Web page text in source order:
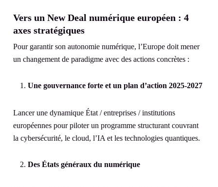
Vers un New Deal numérique européen : 4
axes stratégiques
Pour garantir son autonomie numérique, l’Europe doit mener
un changement de paradigme avec des actions concrètes :
Une gouvernance forte et un plan d’action 2025-2027
Lancer une dynamique État / entreprises / institutions
européennes pour piloter un programme structurant couvrant
la cybersécurité, le cloud, l’IA et les technologies quantiques.
Des États généraux du numérique